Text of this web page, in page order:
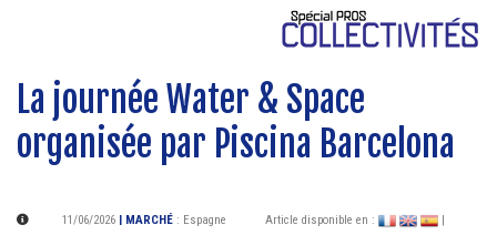
La journée Water & Space
organisée par Piscina Barcelona
11/06/2026 | MARCHÉ : Espagne
Article disponible en :